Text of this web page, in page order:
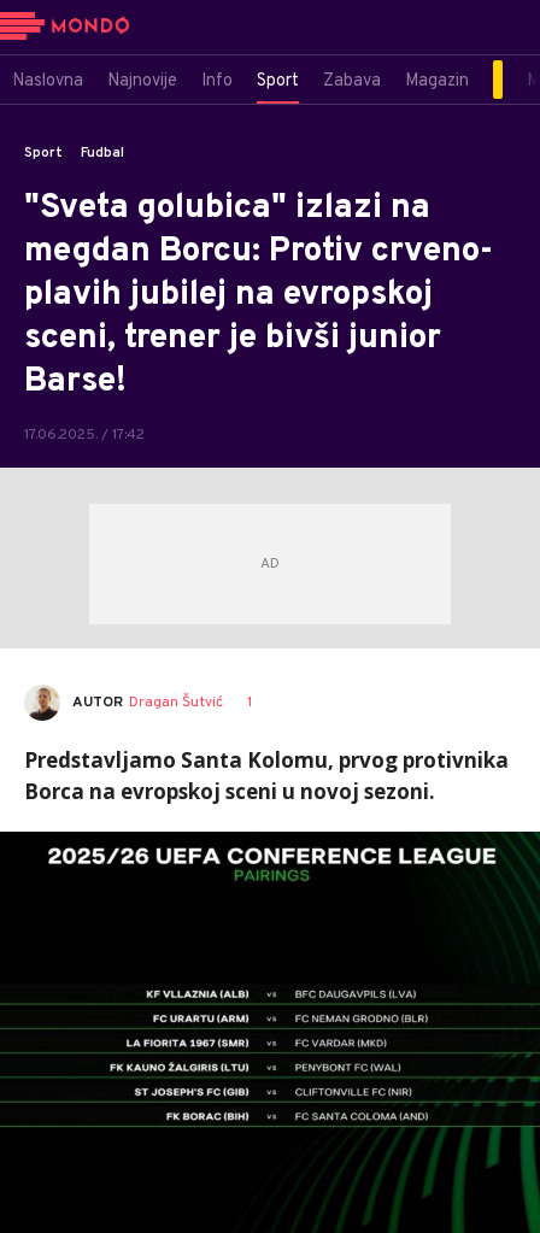
Naslovna Najnovije Info Sport Zabava Magazin
Sport Fudbal
"Sveta golubica" izlazi na
megdan Borcu: Protiv crveno-
plavih jubilej na evropskoj
sceni, trener je bivši junior
Barse!
17.06.2025. / 17:42
AUTOR Dragan Šutvić 1
Predstavljamo Santa Kolomu, prvog protivnika
Borca na evropskoj sceni u novoj sezoni.